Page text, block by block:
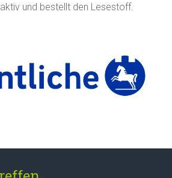
und bestellt den Lesestoff.